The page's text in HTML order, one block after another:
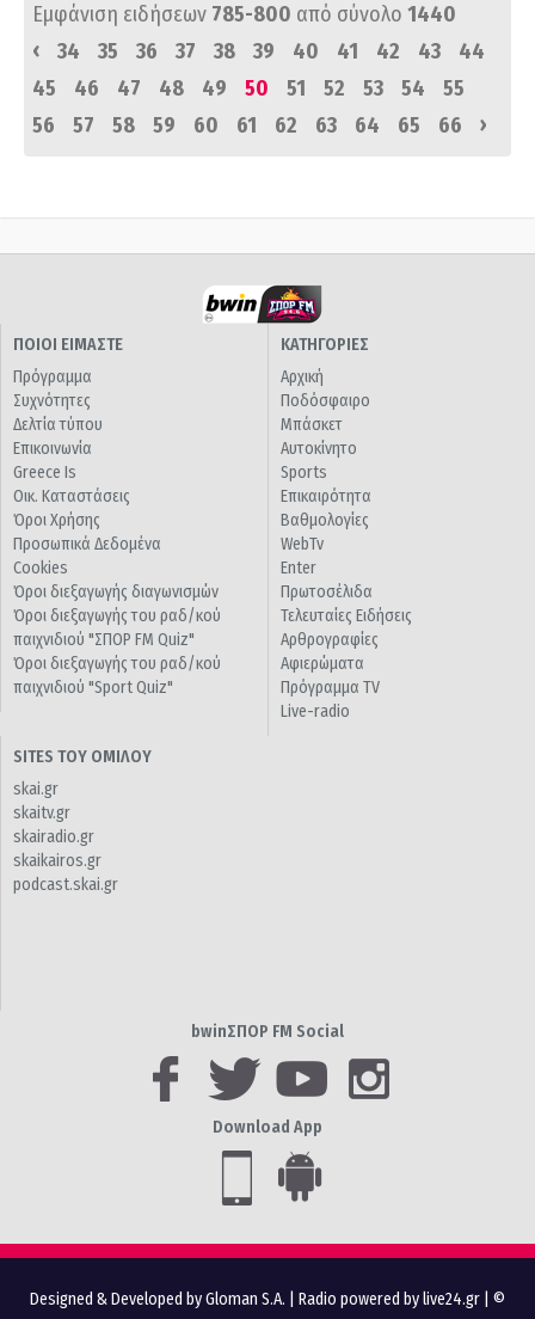
Εμφάνιση ειδήσεων 785-800 από σύνολο 1440
‹
34 35 36 37 38 39 40 41 42 43
44
45
46 47 48 49 50 51 52 53 54
55
56
57 58 59 60 61 62 63 64 65 66 ›
ΠΟΙΟΙ ΕΙΜΑΣΤΕ
Πρόγραμμα
Συχνότητες
Δελτία τύπου
Επικοινωνία
Greece Is
Οικ. Καταστάσεις
Όροι Χρήσης
Προσωπικά Δεδομένα
Cookies
Όροι διεξαγωγής διαγωνισμών
Όροι διεξαγωγής του ραδ/κού
παιχνιδιού "ΣΠΟΡ FM Quiz"
Όροι διεξαγωγής του ραδ/κού
παιχνιδιού "Sport Quiz"
ΚΑΤΗΓΟΡΙΕΣ
Αρχική
Ποδόσφαιρο
Μπάσκετ
Αυτοκίνητο
Sports
Επικαιρότητα
Βαθμολογίες
WebTv
Enter
Πρωτοσέλιδα
Τελευταίες Ειδήσεις
Αρθρογραφίες
Αφιερώματα
Πρόγραμμα TV
Live-radio
SITES ΤΟΥ ΟΜΙΛΟΥ
skai.gr
skaitv.gr
skairadio.gr
skaikairos.gr
podcast.skai.gr
bwinΣΠΟΡ FM Social
Download App
Designed & Developed by Gloman S.A. Radio powered by live24.gr | ©